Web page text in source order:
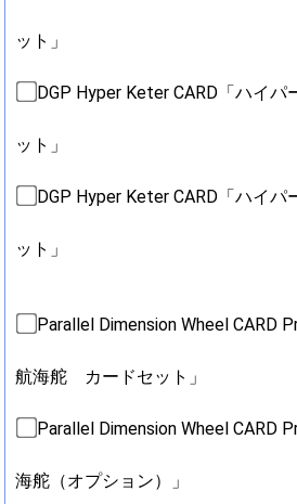
ット」
DGP Hyper Keter CARD「ハイ
ット」
DGP Hyper Keter CARD「ハイ
ット」
Parallel Dimension Wheel CARD
航海舵 カードセット」
Parallel Dimension Wheel CARD
海舵（オプション）」